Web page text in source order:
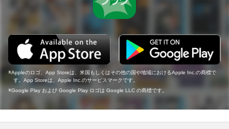
Appleのロゴ、App Storeは、米国もしくはその他の国や地域におけるApple Inc.の商標で
す。App Storeは、Apple Inc.のサービスマークです。
Google Play および Google Play ロゴは Google LLC の商標です。